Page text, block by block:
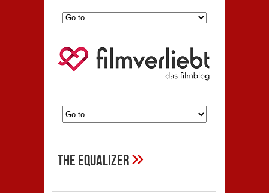
the equalizer»